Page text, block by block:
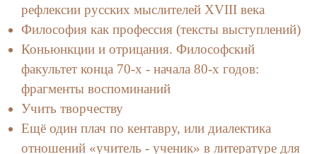
рефлексии русских мыслителей XVIII века
Философия как профессия (тексты выступлений)
Коньюнкции и отрицания. Философский
факультет конца 70-х - начала 80-х годов:
фрагменты воспоминаний
Учить творчеству
Ещё один плач по кентавру, или диалектика
отношений «учитель - ученик» в литературе для